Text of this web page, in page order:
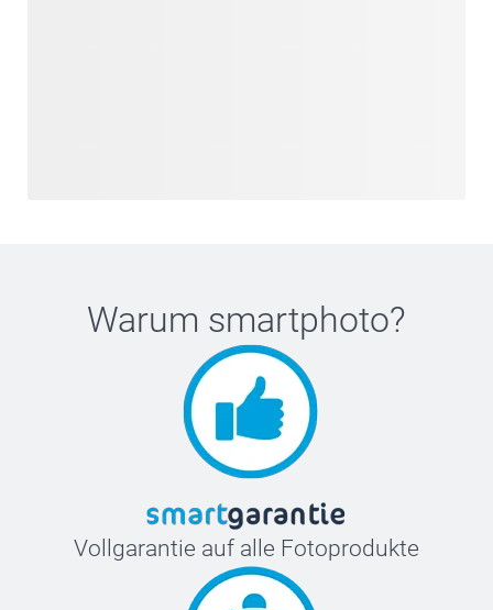
Warum smartphoto?
Vollgarantie auf alle Fotoprodukte